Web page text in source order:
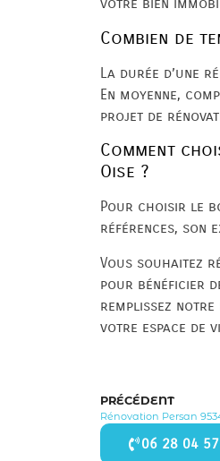
votre bien
Combien de
La durée d’une
En moyenne,
projet de
Comment
Oise ?
Pour choisir le
références, son
Vous souhaitez
pour bénéficier
remplissez
votre espace de
PRÉCÉDENT
Rénovation Persan
06 28 04